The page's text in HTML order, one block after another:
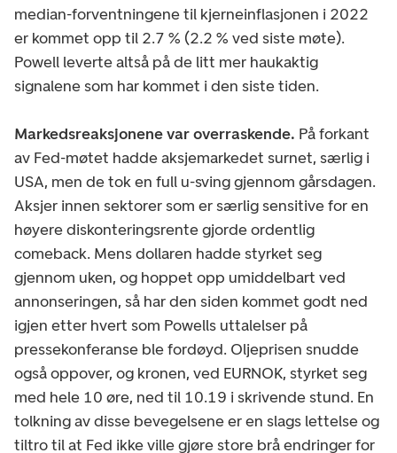
median-forventningene til kjerneinflasjonen i 2022
er kommet opp til 2.7 % (2.2 % ved siste møte).
Powell leverte altså på de litt mer haukaktig
signalene som har kommet i den siste tiden.
Markedsreaksjonene var overraskende. På forkant
av Fed-møtet hadde aksjemarkedet surnet, særlig i
USA, men de tok en full u-sving gjennom gårsdagen.
Aksjer innen sektorer som er særlig sensitive for en
høyere diskonteringsrente gjorde ordentlig
comeback. Mens dollaren hadde styrket seg
gjennom uken, og hoppet opp umiddelbart ved
annonseringen, så har den siden kommet godt ned
igjen etter hvert som Powells uttalelser på
pressekonferanse ble fordøyd. Oljeprisen snudde
også oppover, og kronen, ved EURNOK, styrket seg
med hele 10 øre, ned til 10.19 i skrivende stund. En
tolkning av disse bevegelsene er en slags lettelse og
tiltro til at Fed ikke ville gjøre store brå endringer for